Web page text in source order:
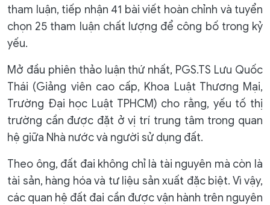
tham luận, tiếp nhận 41 bài viết hoàn chỉnh và tuyển
chọn 25 tham luận chất lượng để công bố trong kỷ
yếu.
Mở đầu phiên thảo luận thứ nhất, PGS.TS Lưu Quốc
Thái (Giảng viên cao cấp, Khoa Luật Thương Mại,
Trường Đại học Luật TPHCM) cho rằng, yếu tố thị
trường cần được đặt ở vị trí trung tâm trong quan
hệ giữa Nhà nước và người sử dụng đất.
Theo ông, đất đai không chỉ là tài nguyên mà còn là
tài sản, hàng hóa và tư liệu sản xuất đặc biệt. Vì vậy,
các quan hệ đất đai cần được vận hành trên nguyên